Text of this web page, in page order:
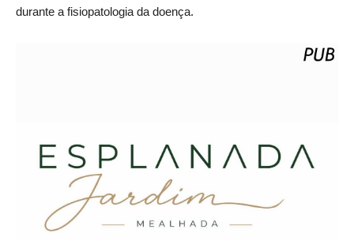
durante a fisiopatologia da doença.